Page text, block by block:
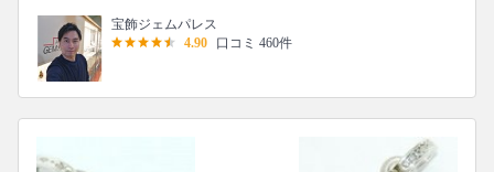
宝飾ジェムパレス
4.90
口コミ 460件